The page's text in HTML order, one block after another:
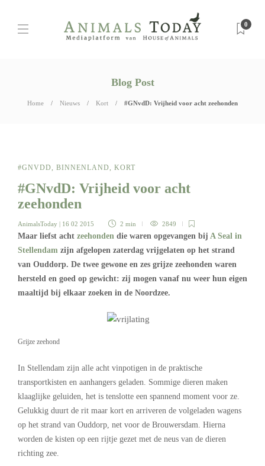
0
Blog Post
Home Nieuws Kort #GNvdD: Vrijheid voor acht zeehonden
#GNVDD, BINNENLAND, KORT
#GNvdD: Vrijheid voor acht
zeehonden
AnimalsToday | 16 02 2015 2 min 2849
Maar liefst acht zeehonden die waren opgevangen bij A Seal in
Stellendam zijn afgelopen zaterdag vrijgelaten op het strand
van Ouddorp. De twee gewone en zes grijze zeehonden waren
hersteld en goed op gewicht: zij mogen vanaf nu weer hun eigen
maaltijd bij elkaar zoeken in de Noordzee.
Grijze zeehond
In Stellendam zijn alle acht vinpotigen in de praktische
transportkisten en aanhangers geladen. Sommige dieren maken
klaaglijke geluiden, het is tenslotte een spannend moment voor ze.
Gelukkig duurt de rit maar kort en arriveren de volgeladen wagens
op het strand van Ouddorp, net voor de Brouwersdam. Hierna
worden de kisten op een rijtje gezet met de neus van de dieren
richting zee.